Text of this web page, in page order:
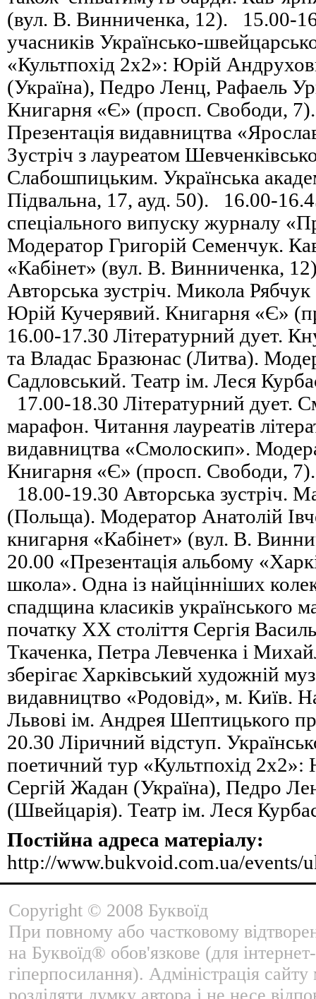
(вул. В. Винниченка, 12). 15.00-
учасників Українсько-
«Культпохід 2х2»: Юрій
(Україна), Педро Ленц, Рафаель
Книгарня «Є» (просп. Свободи,
Презентація видавництва
Зустріч з лауреатом
Слабошпицьким. Українська
Підвальна, 17, ауд. 50). 16.00-
спеціального випуску журналу
Модератор Григорій Семенчук.
«Кабінет» (вул. В. Винниченка,
Авторська зустріч. Микола
Юрій Кучерявий. Книгарня «Є»
16.00-17.30 Літературний дует.
та Владас Бразюнас (Литва).
Садловський. Театр ім. Леся
17.00-18.30 Літературний дует.
марафон. Читання лауреатів
видавництва «Смолоскип».
Книгарня «Є» (просп. Свободи, 7).
18.00-19.30 Авторська зустріч.
(Польща). Модератор Анатолій
книгарня «Кабінет» (вул. В.
20.00 «Презентація альбому
школа». Одна із найцінніших
спадщина класиків українського
початку ХХ століття Сергія
Ткаченка, Петра Левченка і
зберігає Харківський художній
видавництво «Родовід», м. Київ.
Львові ім. Андрея Шептицького
20.30 Ліричний відступ.
поетичний тур «Культпохід
Сергій Жадан (Україна), Педро
(Швейцарія). Театр ім. Леся
Постійна адреса матеріалу:
http://www.bukvoid.com.ua/events/
Copyright © 2008 Буквоїд
При повному або частковому
на Буквоїд® обов'язкове (для
гіперпосилання). Адміністрація